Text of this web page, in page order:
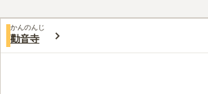
かんのんじ
勸音寺